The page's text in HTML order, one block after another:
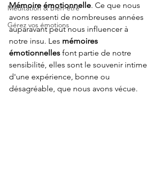
Méditation & Bien-être
Gérez vos émotions
Mémoire émotionnelle. Ce que nous
avons ressenti de nombreuses années
auparavant peut nous influencer à
notre insu. Les mémoires
émotionnelles font partie de notre
sensibilité, elles sont le souvenir intime
d'une expérience, bonne ou
désagréable, que nous avons vécue.